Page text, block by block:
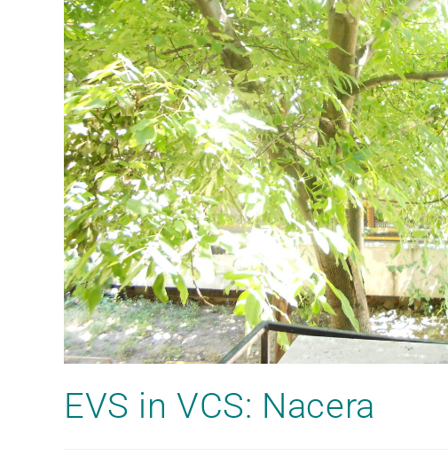
EVS in VCS: Nacera